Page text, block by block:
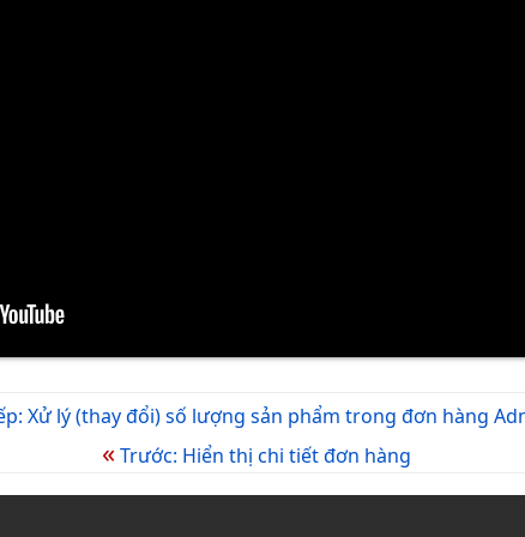
Xử lý (thay đổi) số lượng sản phẩm trong đơn hàng
«Trước: Hiển thị chi tiết đơn hàng